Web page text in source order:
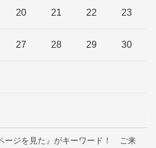
20 21 22 23
27 28 29 30
ージを見た』がキーワード！ ご来